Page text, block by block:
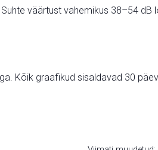
väärtust vahemikus 38–54 dB
Kõik graafikud sisaldavad 30